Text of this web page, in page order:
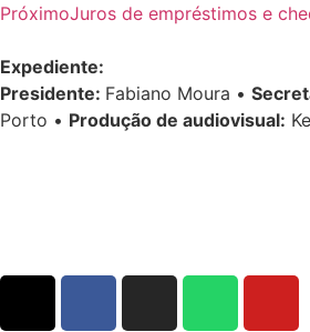
PróximoJuros de empréstimos e
Expediente:
Presidente: Fabiano Moura •
Porto • Produção de audiovisual: